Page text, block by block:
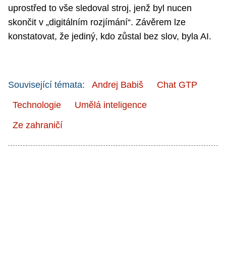
uprostřed to vše sledoval stroj, jenž byl nucen
skončit v „digitálním rozjímání“. Závěrem lze
konstatovat, že jediný, kdo zůstal bez slov, byla AI.
Související témata: Andrej Babiš
Chat GTP
Technologie
Umělá inteligence
Ze zahraničí